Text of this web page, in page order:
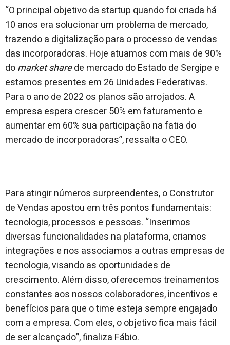
“O principal objetivo da startup quando foi criada há
10 anos era solucionar um problema de mercado,
trazendo a digitalização para o processo de vendas
das incorporadoras. Hoje atuamos com mais de 90%
domarket sharede mercado do Estado de Sergipe e
estamos presentes em 26 Unidades Federativas.
Para o ano de 2022 os planos são arrojados. A
empresa espera crescer 50% em faturamento e
aumentar em 60% sua participação na fatia do
mercado de incorporadoras”, ressalta o CEO.
Para atingir números surpreendentes, o Construtor
de Vendas apostou em três pontos fundamentais:
tecnologia, processos e pessoas. “Inserimos
diversas funcionalidades na plataforma, criamos
integrações e nos associamos a outras empresas de
tecnologia, visando as oportunidades de
crescimento. Além disso, oferecemos treinamentos
constantes aos nossos colaboradores, incentivos e
benefícios para que o time esteja sempre engajado
com a empresa. Com eles, o objetivo fica mais fácil
de ser alcançado”, finaliza Fábio.